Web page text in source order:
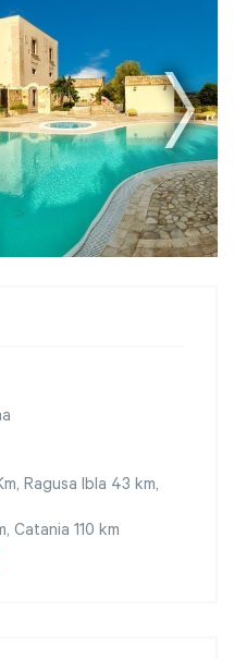
Ragusa Ibla 43 km,
Catania 110 km